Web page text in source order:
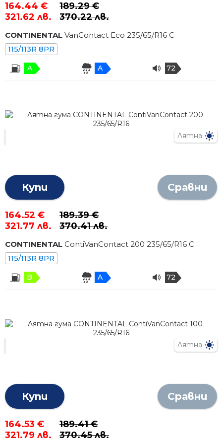
164.44 €
321.62 лв.
189.29 €
370.22 лв.
CONTINENTAL VanContact Eco 235/65/R16 C
115/113R 8PR
A A 72
Лятна
Купи Сравни
164.52 €
321.77 лв.
189.39 €
370.41 лв.
CONTINENTAL ContiVanContact 200 235/65/R16 C
115/113R 8PR
B A 72
Лятна
Купи Сравни
164.53 €
321.79 лв.
189.41 €
370.45 лв.